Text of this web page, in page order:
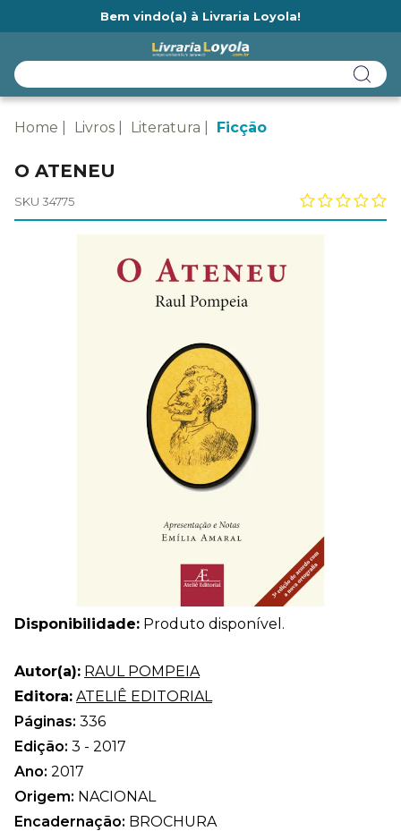
Bem vindo(a) à Livraria Loyola!
Home Livros Literatura Ficção
O ATENEU
SKU 34775
Disponibilidade: Produto disponível.
Autor(a): RAUL POMPEIA
Editora: ATELIÊ EDITORIAL
Páginas: 336
Edição: 3 - 2017
Ano: 2017
Origem: NACIONAL
Encadernação: BROCHURA